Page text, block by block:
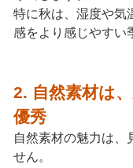
特に秋は、湿度や気
感をより感じやすい
2. 自然素材は
優秀
自然素材の魅力は、
せん。